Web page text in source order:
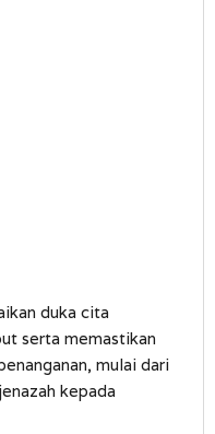
duka cita
serta memastikan
mulai dari
kepada